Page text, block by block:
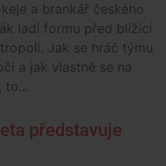
a brankář českého
ladí formu před blížící
Jak se hráč týmu
a jak vlastně se na
to...
představuje